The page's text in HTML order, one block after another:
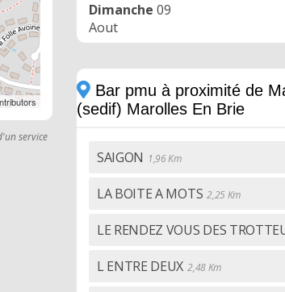
service
Dimanche 09
Aout
Bar pmu à proximité de
(sedif) Marolles En Brie
SAIGON 1,96 Km
LA BOITE A MOTS 2,25 Km
L ENTRE DEUX 2,48 Km